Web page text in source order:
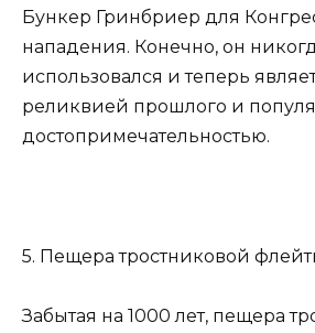
Бункер Гринбриер для
нападения. Конечно, он
использовался и теперь
реликвией прошлого и
достопримечательностью.
5. Пещера тростниковой
Забытая на 1000 лет, пещера